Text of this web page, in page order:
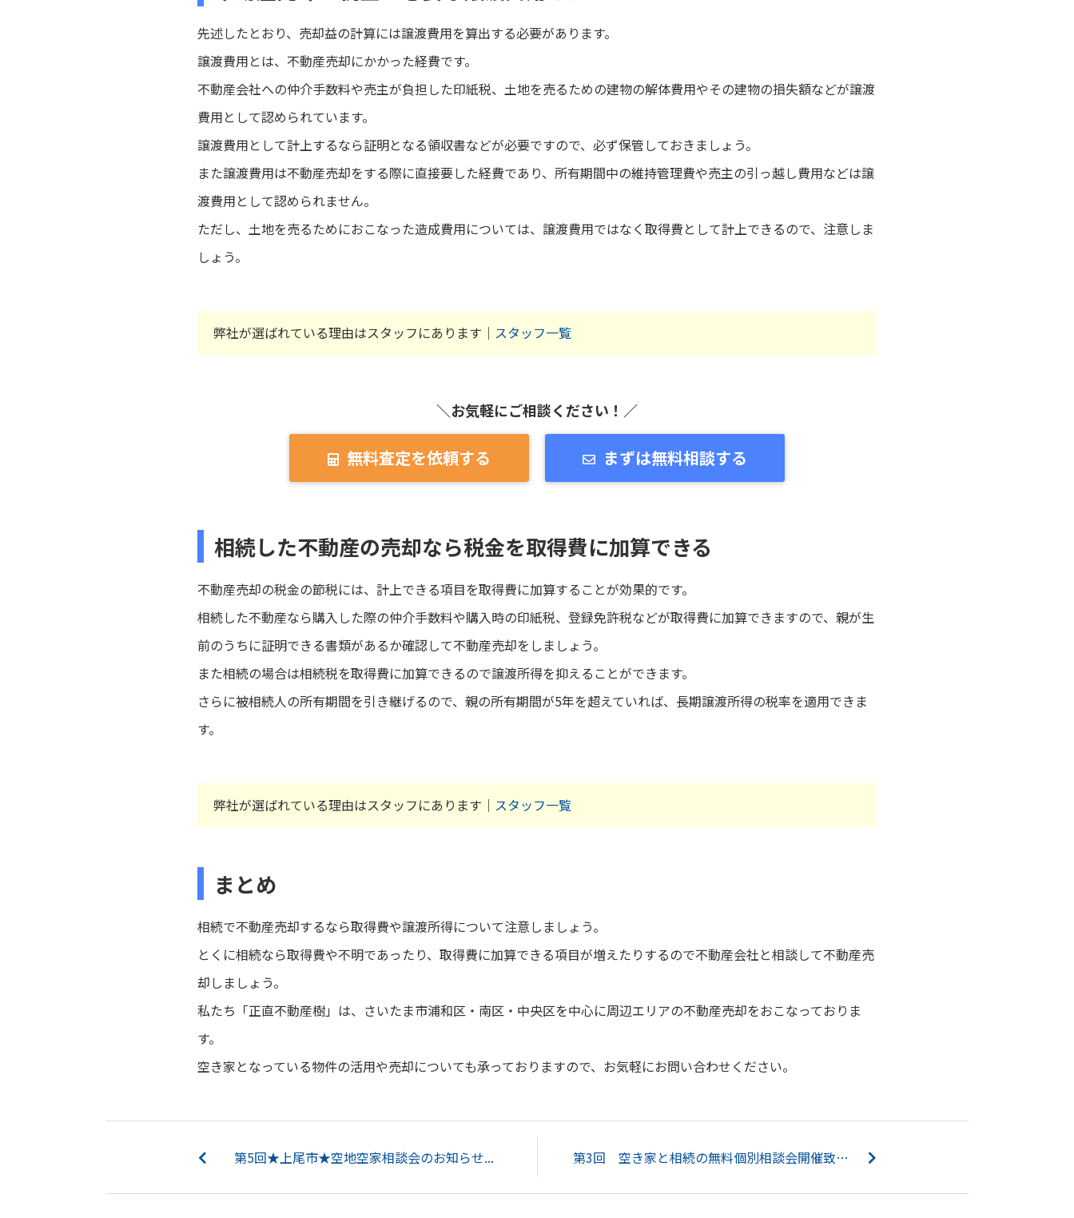
先述したとおり、売却益の計算には譲渡費用を算出する必要があります。
譲渡費用とは、不動産売却にかかった経費です。
不動産会社への仲介手数料や売主が負担した印紙税、土地を売るための建物の解体費用やその建物の損失額などが譲渡
費用として認められています。
譲渡費用として計上するなら証明となる領収書などが必要ですので、必ず保管しておきましょう。
また譲渡費用は不動産売却をする際に直接要した経費であり、所有期間中の維持管理費や売主の引っ越し費用などは譲
渡費用として認められません。
ただし、土地を売るためにおこなった造成費用については、譲渡費用ではなく取得費として計上できるので、注意しま
しょう。
弊社が選ばれている理由はスタッフにあります｜ スタッフ一覧
＼お気軽にご相談ください！／
無料査定を依頼する まずは無料相談する
相続した不動産の売却なら税金を取得費に加算できる
不動産売却の税金の節税には、計上できる項目を取得費に加算することが効果的です。
相続した不動産なら購入した際の仲介手数料や購入時の印紙税、登録免許税などが取得費に加算できますので、親が生
前のうちに証明できる書類があるか確認して不動産売却をしましょう。
また相続の場合は相続税を取得費に加算できるので譲渡所得を抑えることができます。
さらに被相続人の所有期間を引き継げるので、親の所有期間が5年を超えていれば、長期譲渡所得の税率を適用できま
す。
弊社が選ばれている理由はスタッフにあります｜ スタッフ一覧
まとめ
相続で不動産売却するなら取得費や譲渡所得について注意しましょう。
とくに相続なら取得費や不明であったり、取得費に加算できる項目が増えたりするので不動産会社と相談して不動産売
却しましょう。
私たち「正直不動産樹」は、さいたま市浦和区・南区・中央区を中心に周辺エリアの不動産売却をおこなっておりま
す。
空き家となっている物件の活用や売却についても承っておりますので、お気軽にお問い合わせください。
第5回★上尾市★空地空家相談会のお知らせ... 第3回 空き家と相続の無料個別相談会開催致しました。...